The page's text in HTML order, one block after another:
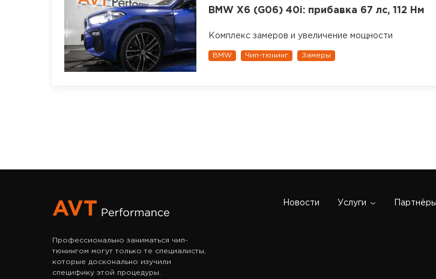
BMW X6 (G06) 40i: прибавка 67 лс, 112 Нм
Комплекс замеров и увеличение мощности
BMW Чип-тюнинг Замеры
Профессионально заниматься чип-
тюнингом могут только те специалисты,
которые досконально изучили
специфику этой процедуры.
Новости Услуги Партнёры